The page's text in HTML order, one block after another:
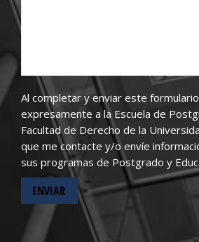
Al completar y enviar este
expresamente a la Escuela de
Facultad de Derecho de la
que me contacte y/o envíe
sus programas de Postgrado y